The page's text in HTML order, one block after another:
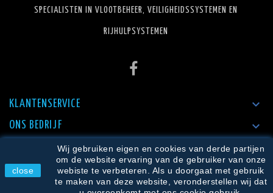
close
Wij gebruiken eigen en cookies van derde partijen
om de website ervaring van de gebruiker van onze
webiste te verbeteren. Als u doorgaat met gebruik
te maken van deze website, veronderstellen wij dat
SPECIALISTEN IN VLOOTBEHEER, VEILIGHEIDSSYSTEMEN EN
RIJHULPSYSTEMEN
KLANTENSERVICE 
ONS BEDRIJF 
WINKEL INFORMATIE 